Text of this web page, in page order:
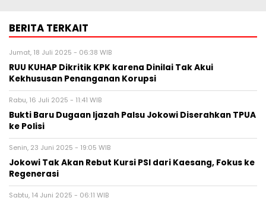
BERITA TERKAIT
Jumat, 18 Juli 2025 - 06:38 WIB
RUU KUHAP Dikritik KPK karena Dinilai Tak Akui
Kekhususan Penanganan Korupsi
Rabu, 16 Juli 2025 - 11:41 WIB
Bukti Baru Dugaan Ijazah Palsu Jokowi Diserahkan TPUA
ke Polisi
Senin, 23 Juni 2025 - 19:05 WIB
Jokowi Tak Akan Rebut Kursi PSI dari Kaesang, Fokus ke
Regenerasi
Sabtu, 14 Juni 2025 - 06:11 WIB